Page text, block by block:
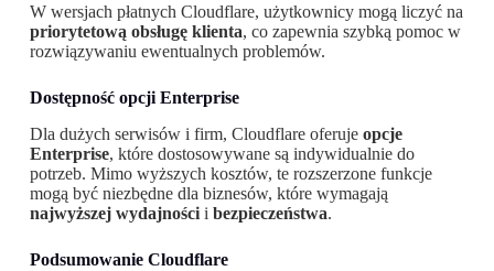
W wersjach płatnych Cloudflare, użytkownicy mogą liczyć na
priorytetową obsługę klienta, co zapewnia szybką pomoc w
rozwiązywaniu ewentualnych problemów.
Dostępność opcji Enterprise
Dla dużych serwisów i firm, Cloudflare oferuje opcje
Enterprise, które dostosowywane są indywidualnie do
potrzeb. Mimo wyższych kosztów, te rozszerzone funkcje
mogą być niezbędne dla biznesów, które wymagają
najwyższej wydajnościi bezpieczeństwa.
Podsumowanie Cloudflare